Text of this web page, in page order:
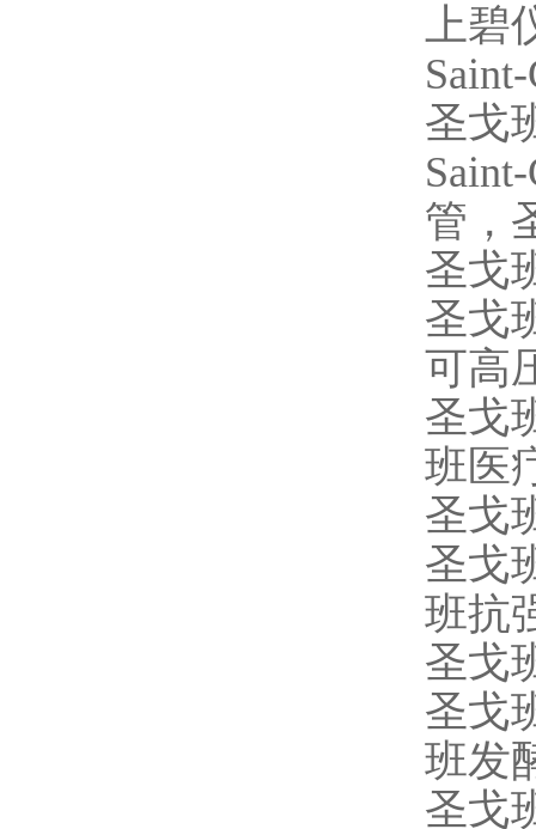
上碧
圣戈
管，
圣戈
圣戈
可高
圣戈
班医
圣戈
圣戈
班抗
圣戈
圣戈
班发
圣戈